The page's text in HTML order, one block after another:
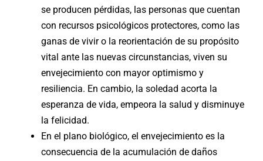
se producen pérdidas, las personas que cuentan
con recursos psicológicos protectores, como las
ganas de vivir o la reorientación de su propósito
vital ante las nuevas circunstancias, viven su
envejecimiento con mayor optimismo y
resiliencia. En cambio, la soledad acorta la
esperanza de vida, empeora la salud y disminuye
la felicidad.
En el plano biológico, el envejecimiento es la
consecuencia de la acumulación de daños